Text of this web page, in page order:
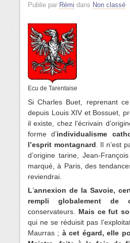
Publie par Rémi dans Non classé
Ecu de Tarentaise
Si Charles Buet, reprenant
depuis Louis XIV et Bossuet,
il existe, chez l’écrivain d’
forme d’individualisme
l’esprit montagnard Il n’est
d’origine tarine, Jean-
marqué, à Paris, des
reviendrai.
L’annexion de la Savoie,
rempli globalement de
conservateurs.
Mais ce fut
qui ne se réduisit pas l’
Maurras ; à cet égard, elle